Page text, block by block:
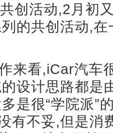
创活动,2月初
的共创活动,
来看,iCar汽车
设计思路都是
是很“学院派”
有不妥,但是消